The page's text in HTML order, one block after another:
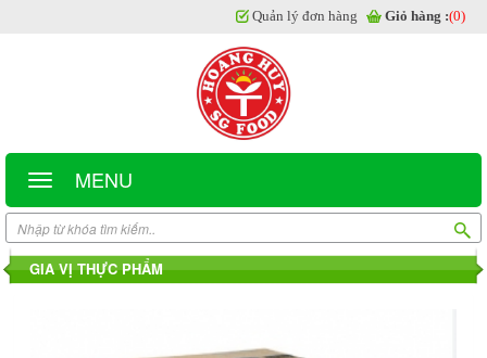
MENU
Quản lý đơn hàng Giỏ hàng :(0)
GIA VỊ THỰC PHẨM